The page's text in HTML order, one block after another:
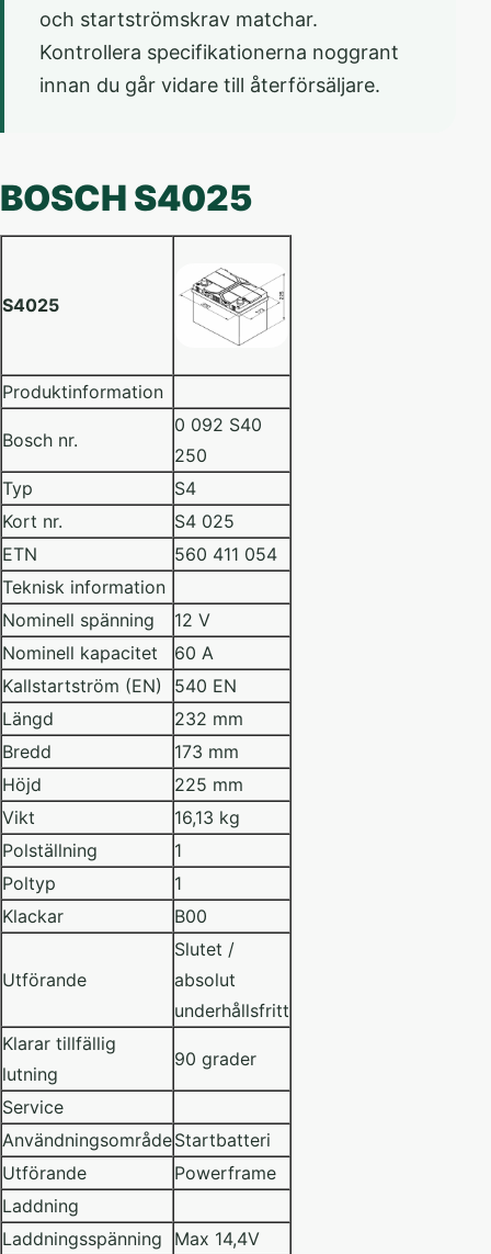
och startströmskrav matchar.
Kontrollera specifikationerna noggrant
innan du går vidare till återförsäljare.
BOSCH S4025
S4025
Produktinformation
Bosch nr.
0 092 S40
250
Typ
S4
Kort nr.
S4 025
ETN
560 411 054
Teknisk information
Nominell spänning
12 V
Nominell kapacitet
60 A
Kallstartström (EN)
540 EN
Längd
232 mm
Bredd
173 mm
Höjd
225 mm
Vikt
16,13 kg
Polställning
1
Poltyp
1
Klackar
B00
Utförande
Slutet /
absolut
underhållsfritt
Klarar tillfällig
lutning
90 grader
Service
AnvändningsområdeStartbatteri
Utförande
Powerframe
Laddning
Laddningsspänning
Max 14,4V